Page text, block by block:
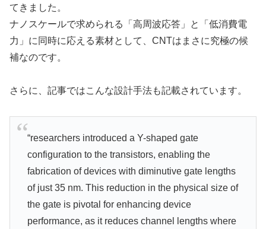
てきました。
ナノスケールで求められる「高周波応答」と「低消費電
力」に同時に応える素材として、CNTはまさに究極の候
補なのです。
さらに、記事ではこんな設計手法も記載されています。
“researchers introduced a Y-shaped gate
configuration to the transistors, enabling the
fabrication of devices with diminutive gate lengths
of just 35 nm. This reduction in the physical size of
the gate is pivotal for enhancing device
performance, as it reduces channel lengths where